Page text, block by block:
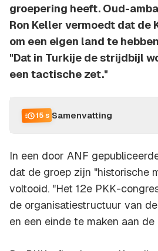
groepering heeft. Oud-
Ron Keller vermoedt dat de
om een eigen land te
"Dat in Turkije de strijdbijl
een tactische zet."
15 s Samenvatting
In een door ANF
dat de groep zijn "historische
voltooid. "Het 12e PKK-
de organisatiestructuur van
en een einde te maken aan